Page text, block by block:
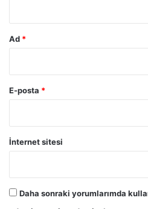
Ad *
E-posta *
İnternet sitesi
Daha sonraki yorumlarımda